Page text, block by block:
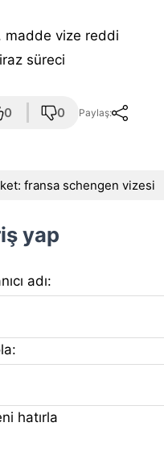
madde vize reddi
süreci
0 0 Paylaş:
fransa schengen vizesi
yap
adı:
hatırla